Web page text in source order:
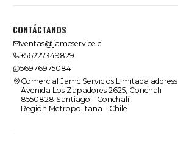
CONTÁCTANOS
ventas@jamcservice.cl
+56227349829
56976975084
Comercial Jamc Servicios Limitada address
Avenida Los Zapadores 2625, Conchali
8550828 Santiago - Conchalí
Región Metropolitana - Chile